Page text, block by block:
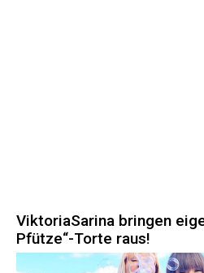
ViktoriaSarina bringen
Pfütze“-Torte raus!